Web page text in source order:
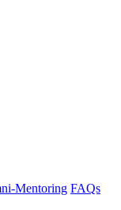
Mentoring FAQs